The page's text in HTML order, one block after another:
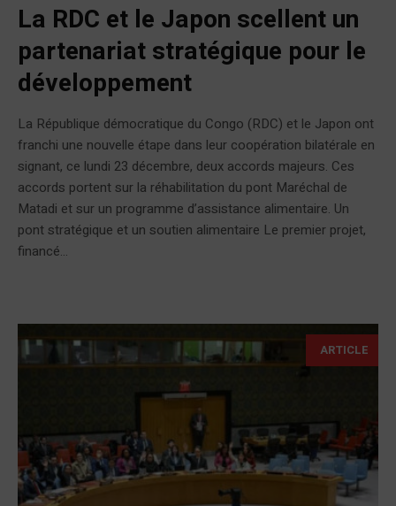
La RDC et le Japon scellent un
partenariat stratégique pour le
développement
La République démocratique du Congo (RDC) et le Japon ont
franchi une nouvelle étape dans leur coopération bilatérale en
signant, ce lundi 23 décembre, deux accords majeurs. Ces
accords portent sur la réhabilitation du pont Maréchal de
Matadi et sur un programme d’assistance alimentaire. Un
pont stratégique et un soutien alimentaire Le premier projet,
financé...
ARTICLE